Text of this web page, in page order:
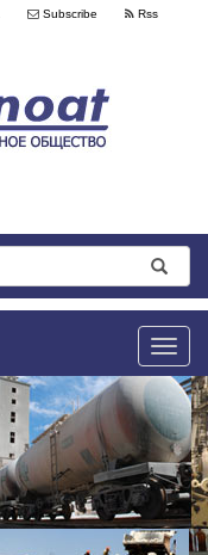
Subscribe Rss
Toggle